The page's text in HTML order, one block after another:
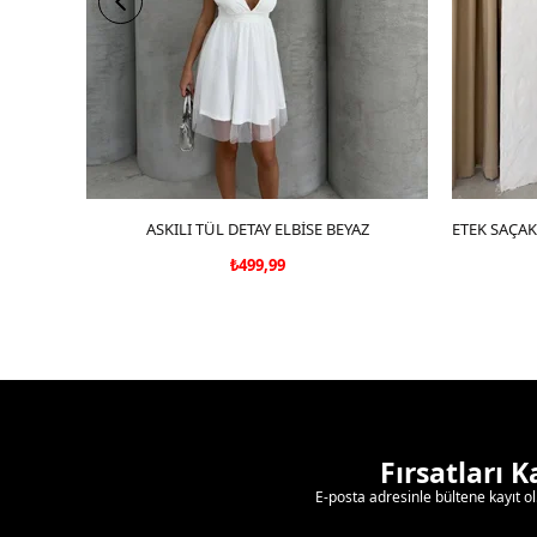
SEPETE EKLE
ASKILI TÜL DETAY ELBİSE BEYAZ
₺499,99
Fırsatları
E-posta adresinle bültene kayıt